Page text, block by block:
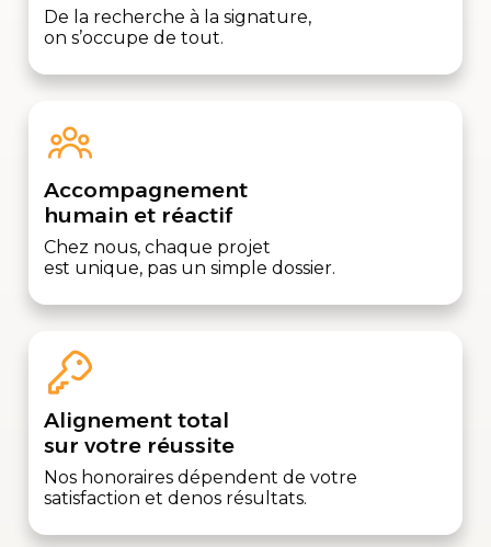
De la recherche à la signature,
on s’occupe de tout.
Accompagnement
humain et réactif
Chez nous, chaque projet
est unique, pas un simple dossier.
Alignement total
sur votre réussite
Nos honoraires dépendent de votre
satisfaction et denos résultats.